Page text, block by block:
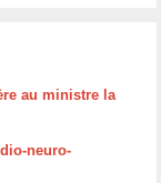
au ministre la
neuro-